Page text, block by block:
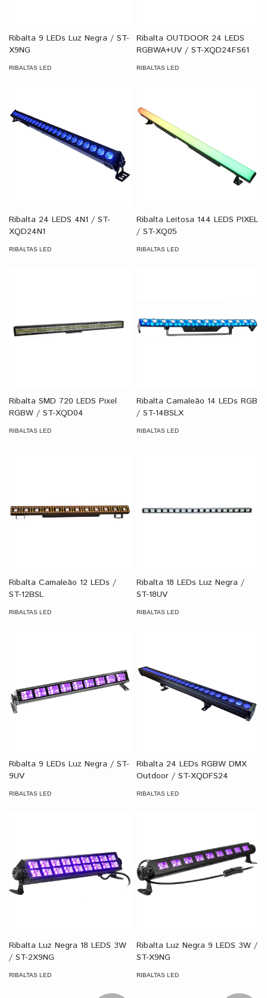
Ribalta 9 LEDs Luz Negra / ST-
X9NG
RIBALTAS LED
Ribalta OUTDOOR 24 LEDS
RGBWA+UV / ST-XQD24FS61
RIBALTAS LED
Ribalta 24 LEDS 4N1 / ST-
XQD24N1
RIBALTAS LED
Ribalta Leitosa 144 LEDS PIXEL
/ ST-XQ05
RIBALTAS LED
Ribalta SMD 720 LEDS Pixel
RGBW / ST-XQD04
RIBALTAS LED
Ribalta Camaleão 14 LEDs RGB
/ ST-14BSLX
RIBALTAS LED
Ribalta Camaleão 12 LEDs /
ST-12BSL
RIBALTAS LED
Ribalta 18 LEDs Luz Negra /
ST-18UV
RIBALTAS LED
Ribalta 9 LEDs Luz Negra / ST-
9UV
RIBALTAS LED
Ribalta 24 LEDs RGBW DMX
Outdoor / ST-XQDFS24
RIBALTAS LED
Ribalta Luz Negra 18 LEDS 3W
/ ST-2X9NG
RIBALTAS LED
Ribalta Luz Negra 9 LEDS 3W /
ST-X9NG
RIBALTAS LED